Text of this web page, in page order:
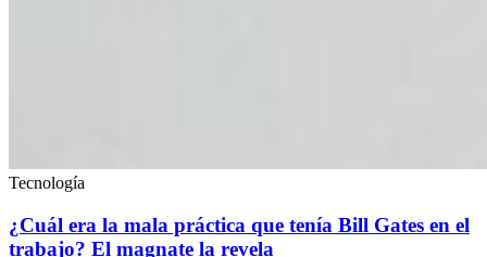
Tecnología
¿Cuál era la mala práctica que tenía Bill Gates en el
trabajo? El magnate la revela